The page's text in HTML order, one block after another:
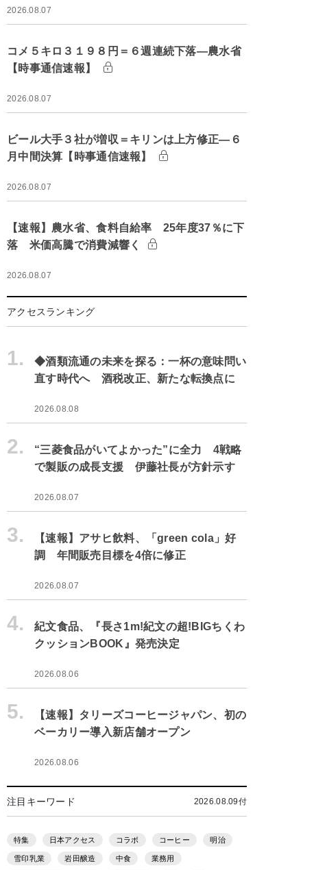
2026.08.07
コメ５キロ３１９８円＝６週連続下落―農水省
【時事通信速報】
2026.08.07
ビール大手３社が増収＝キリンは上方修正―６
月中間決算【時事通信速報】
2026.08.07
【速報】農水省、食料自給率 25年度37％に下
落 米価高騰で消費減響く
2026.08.07
アクセスランキング
1.
◆酒類流通の未来を探る：一杯の意味問い
直す時代へ 酒税改正、新たな転換点に
2026.08.08
2.
“三菱食品がいてよかった”に全力 4戦略
で製販の成長支援 伊藤社長が方針示す
2026.08.07
3.
【速報】アサヒ飲料、「green cola」好
調 年間販売目標を4倍に修正
2026.08.07
4.
紀文食品、『長さ1m!紀文の超!BIGちくわ
クッションBOOK』発売決定
2026.08.06
5.
【速報】タリーズコーヒージャパン、初の
ベーカリー導入新店舗オープン
2026.08.06
注目キーワード 2026.08.09付
特集 日本アクセス コラボ コーヒー 明治
雪印乳業 岩田醸造 中食 業務用